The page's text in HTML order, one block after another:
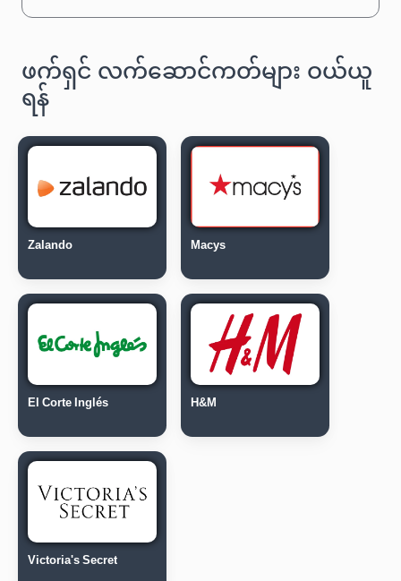
ဖက်ရှင် လက်ဆောင်ကတ်များ ဝယ်ယူ
ရန်
Zalando Macys
El Corte Inglés H&M
Victoria's Secret